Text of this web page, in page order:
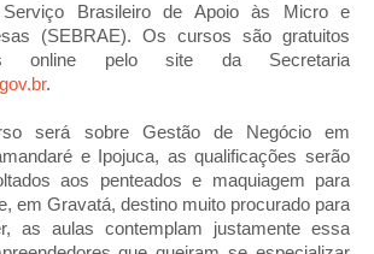
Brasileiro de Apoio às Micro e
(SEBRAE). Os cursos são gratuitos
online pelo site da Secretaria
.
será sobre Gestão de Negócio em
e Ipojuca, as qualificações serão
aos penteados e maquiagem para
em Gravatá, destino muito procurado para
as aulas contemplam justamente essa